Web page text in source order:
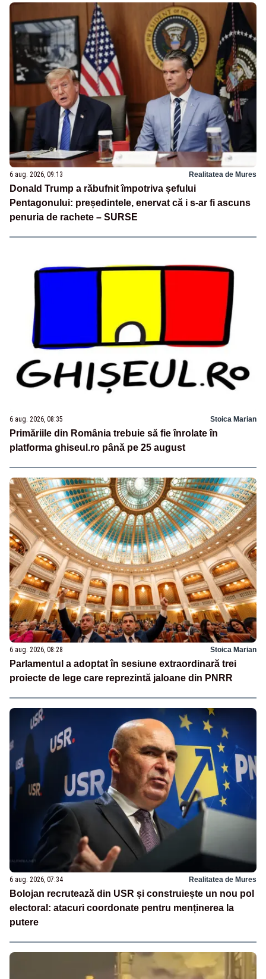
6 aug. 2026, 09:13 Realitatea de Mures
Donald Trump a răbufnit împotriva șefului
Pentagonului: președintele, enervat că i s-ar fi ascuns
penuria de rachete – SURSE
6 aug. 2026, 08:35 Stoica Marian
Primăriile din România trebuie să fie înrolate în
platforma ghiseul.ro până pe 25 august
6 aug. 2026, 08:28 Stoica Marian
Parlamentul a adoptat în sesiune extraordinară trei
proiecte de lege care reprezintă jaloane din PNRR
6 aug. 2026, 07:34 Realitatea de Mures
Bolojan recrutează din USR și construiește un nou pol
electoral: atacuri coordonate pentru menținerea la
putere